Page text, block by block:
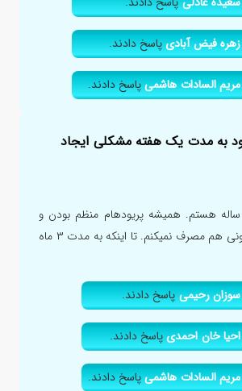
زهره فیض آبادیپاسخ دادند.
مریم السادات هاشمیپاسخ دادند.
به مدت یک هفته مشکلی ایجاد
سلام دختری ۲۰ ساله هستم. همیشه پریودهام منظم بودن و
هیچ داروی هورمونی هم مصرف نمیکنم. تا اینکه به مدت ۳ ماه
سوزان رحیمیپاسخ دادند.
احیا خان احمدیپاسخ دادند.
مریم السادات هاشمیپاسخ دادند.